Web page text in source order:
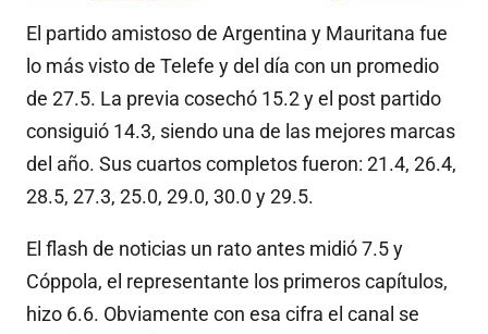
El partido amistoso de Argentina y Mauritana fue
lo más visto de Telefe y del día con un promedio
de 27.5. La previa cosechó 15.2 y el post partido
consiguió 14.3, siendo una de las mejores marcas
del año. Sus cuartos completos fueron: 21.4, 26.4,
28.5, 27.3, 25.0, 29.0, 30.0 y 29.5.
El flash de noticias un rato antes midió 7.5 y
Cóppola, el representante los primeros capítulos,
hizo 6.6. Obviamente con esa cifra el canal se